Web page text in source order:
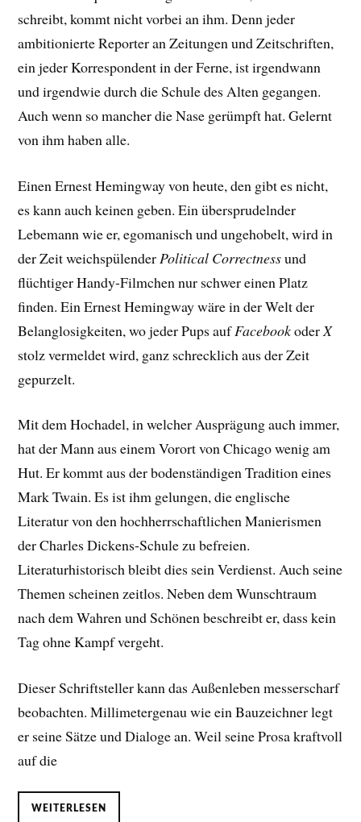
schreibt, kommt nicht vorbei an ihm. Denn jeder
ambitionierte Reporter an Zeitungen und Zeitschriften,
ein jeder Korrespondent in der Ferne, ist irgendwann
und irgendwie durch die Schule des Alten gegangen.
Auch wenn so mancher die Nase gerümpft hat. Gelernt
von ihm haben alle.
Einen Ernest Hemingway von heute, den gibt es nicht,
es kann auch keinen geben. Ein übersprudelnder
Lebemann wie er, egomanisch und ungehobelt, wird in
der Zeit weichspülender Political Correctnessund
flüchtiger Handy-Filmchen nur schwer einen Platz
finden. Ein Ernest Hemingway wäre in der Welt der
Belanglosigkeiten, wo jeder Pups aufFacebookoder X
stolz vermeldet wird, ganz schrecklich aus der Zeit
gepurzelt.
Mit dem Hochadel, in welcher Ausprägung auch immer,
hat der Mann aus einem Vorort von Chicago wenig am
Hut. Er kommt aus der bodenständigen Tradition eines
Mark Twain. Es ist ihm gelungen, die englische
Literatur von den hochherrschaftlichen Manierismen
der Charles Dickens-Schule zu befreien.
Literaturhistorisch bleibt dies sein Verdienst. Auch seine
Themen scheinen zeitlos. Neben dem Wunschtraum
nach dem Wahren und Schönen beschreibt er, dass kein
Tag ohne Kampf vergeht.
Dieser Schriftsteller kann das Außenleben messerscharf
beobachten. Millimetergenau wie ein Bauzeichner legt
er seine Sätze und Dialoge an. Weil seine Prosa kraftvoll
auf die
WEITERLESEN